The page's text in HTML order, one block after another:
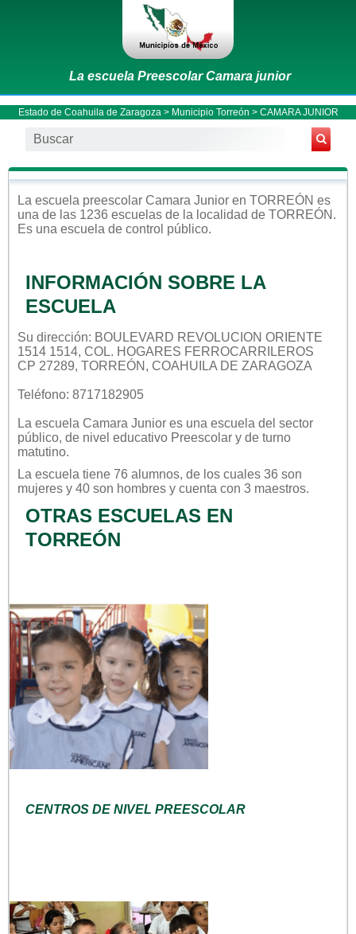
La escuela Preescolar Camara junior
Estado de Coahuila de Zaragoza > Municipio Torreón > CAMARA JUNIOR
La escuela preescolar Camara Junior en TORREÓN es
una de las 1236 escuelas de la localidad de TORREÓN .
Es una escuela de control público.
INFORMACIÓN SOBRE LA
ESCUELA
Su dirección: BOULEVARD REVOLUCION ORIENTE
1514 1514, COL. HOGARES FERROCARRILEROS
CP 27289, TORREÓN, COAHUILA DE ZARAGOZA
Teléfono: 8717182905
La escuela Camara Junior es una escuela del sector
público, de nivel educativo Preescolar y de turno
matutino.
La escuela tiene 76 alumnos, de los cuales 36 son
mujeres y 40 son hombres y cuenta con 3 maestros.
OTRAS ESCUELAS EN
TORREÓN
CENTROS DE NIVEL PREESCOLAR